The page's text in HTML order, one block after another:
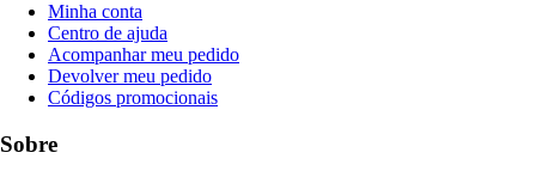
Minha conta
Centro de ajuda
Acompanhar meu pedido
Devolver meu pedido
Códigos promocionais
Sobre